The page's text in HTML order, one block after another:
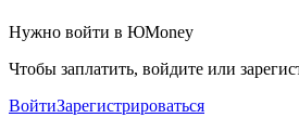
Нужно войти в ЮMoney
Чтобы заплатить, войдите или
ВойтиЗарегистрироваться